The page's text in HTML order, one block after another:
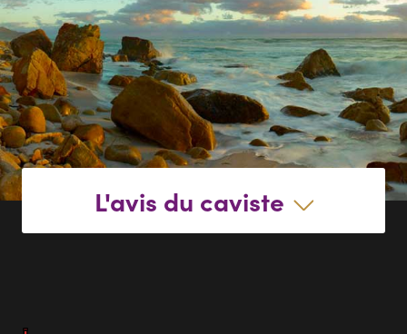
L'avis du caviste